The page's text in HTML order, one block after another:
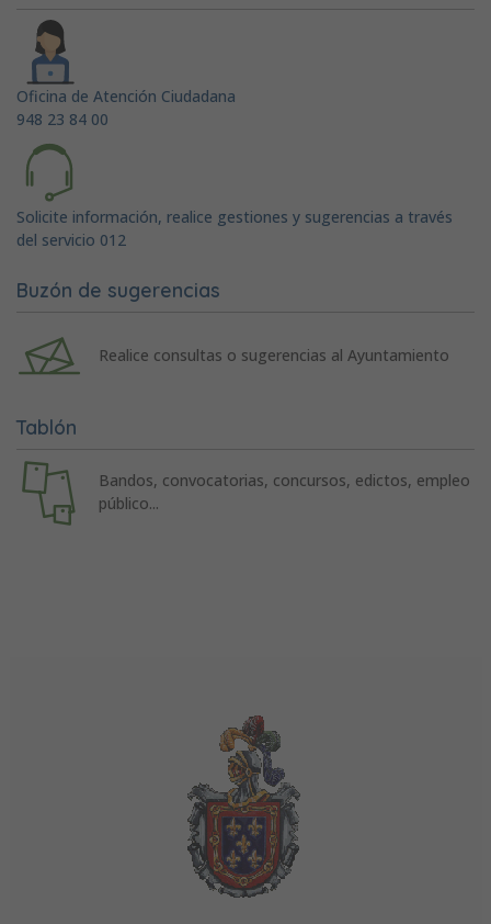
Oficina de Atención Ciudadana
948 23 84 00
Solicite información, realice gestiones y sugerencias a través
del servicio 012
Buzón de sugerencias
Realice consultas o sugerencias al Ayuntamiento
Tablón
Bandos, convocatorias, concursos, edictos, empleo
público...